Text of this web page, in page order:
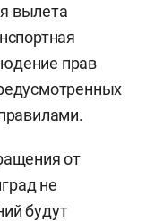
вылета
прав
от
не
будут